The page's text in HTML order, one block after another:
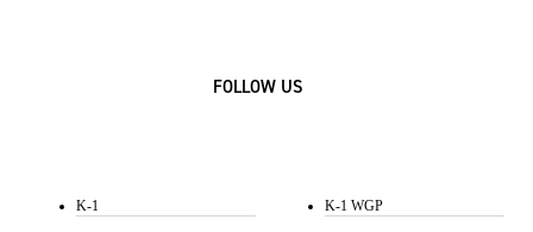
FOLLOW US
K-1 K-1 WGP